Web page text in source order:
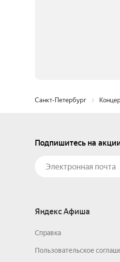
Санкт-Петербург
Подпишитесь на
Яндекс Афиша
Справка
Пользовательское